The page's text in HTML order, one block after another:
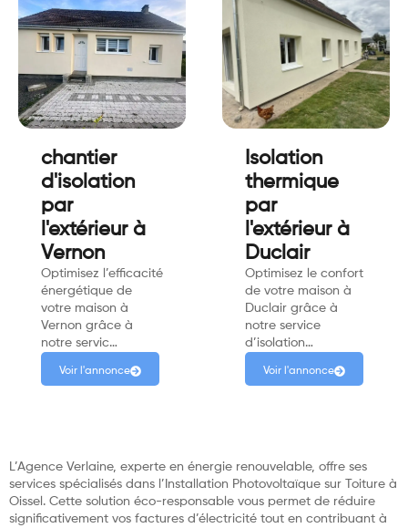
chantier
d'isolation
par
l'extérieur à
Vernon
Optimisez l’efficacité
énergétique de
votre maison à
Vernon grâce à
notre servic…
Voir l'annonce
Isolation
thermique
par
l'extérieur à
Duclair
Optimisez le confort
de votre maison à
Duclair grâce à
notre service
d’isolation…
Voir l'annonce
L’Agence Verlaine, experte en énergie renouvelable, offre ses
services spécialisés dans l’Installation Photovoltaïque sur Toiture à
Oissel. Cette solution éco-responsable vous permet de réduire
significativement vos factures d’électricité tout en contribuant à